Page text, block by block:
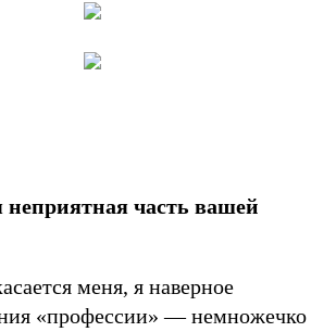
неприятная часть вашей
меня, я наверное
«профессии» — немножечко